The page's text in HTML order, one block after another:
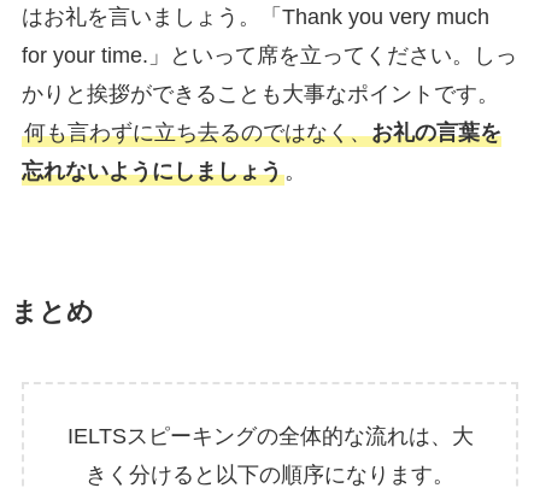
はお礼を言いましょう。「Thank you very much
for your time.」といって席を立ってください。しっ
かりと挨拶ができることも大事なポイントです。
何も言わずに立ち去るのではなく、お礼の言葉を
忘れないようにしましょう。
まとめ
IELTSスピーキングの全体的な流れは、大
きく分けると以下の順序になります。